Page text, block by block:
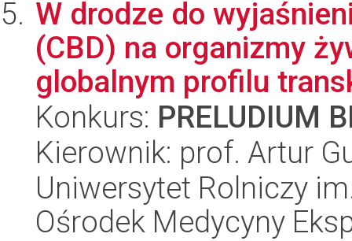
W drodze do
(CBD) na organizmy
globalnym profilu
Konkurs: PRELUDIUM
Kierownik: prof. Artur
Uniwersytet Rolniczy
Ośrodek Medycyny